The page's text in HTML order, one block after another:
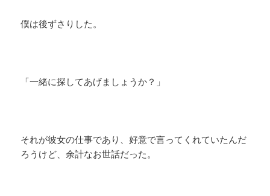
僕は後ずさりした。
「一緒に探してあげましょうか？」
それが彼女の仕事であり、好意で言ってくれていたんだ
ろうけど、余計なお世話だった。